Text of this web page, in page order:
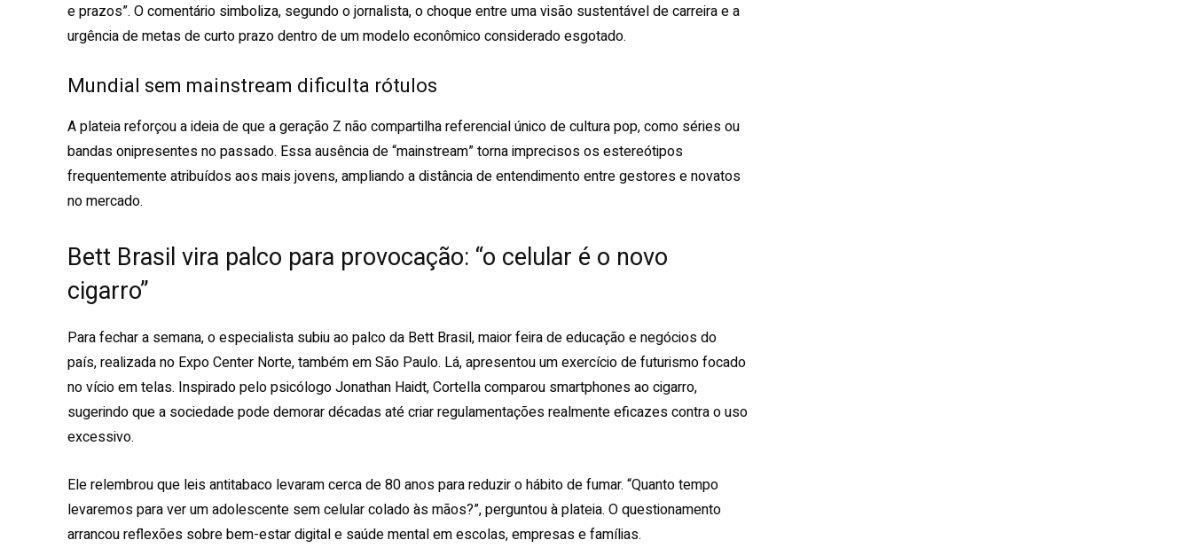
e prazos”. O comentário simboliza, segundo o jornalista, o choque entre uma visão sustentável de carreira e a
urgência de metas de curto prazo dentro de um modelo econômico considerado esgotado.
Mundial sem mainstream dificulta rótulos
A plateia reforçou a ideia de que a geração Z não compartilha referencial único de cultura pop, como séries ou
bandas onipresentes no passado. Essa ausência de “mainstream” torna imprecisos os estereótipos
frequentemente atribuídos aos mais jovens, ampliando a distância de entendimento entre gestores e novatos
no mercado.
Bett Brasil vira palco para provocação: “o celular é o novo
cigarro”
Para fechar a semana, o especialista subiu ao palco da Bett Brasil, maior feira de educação e negócios do
país, realizada no Expo Center Norte, também em São Paulo. Lá, apresentou um exercício de futurismo focado
no vício em telas. Inspirado pelo psicólogo Jonathan Haidt, Cortella comparou smartphones ao cigarro,
sugerindo que a sociedade pode demorar décadas até criar regulamentações realmente eficazes contra o uso
excessivo.
Ele relembrou que leis antitabaco levaram cerca de 80 anos para reduzir o hábito de fumar. “Quanto tempo
levaremos para ver um adolescente sem celular colado às mãos?”, perguntou à plateia. O questionamento
arrancou reflexões sobre bem-estar digital e saúde mental em escolas, empresas e famílias.